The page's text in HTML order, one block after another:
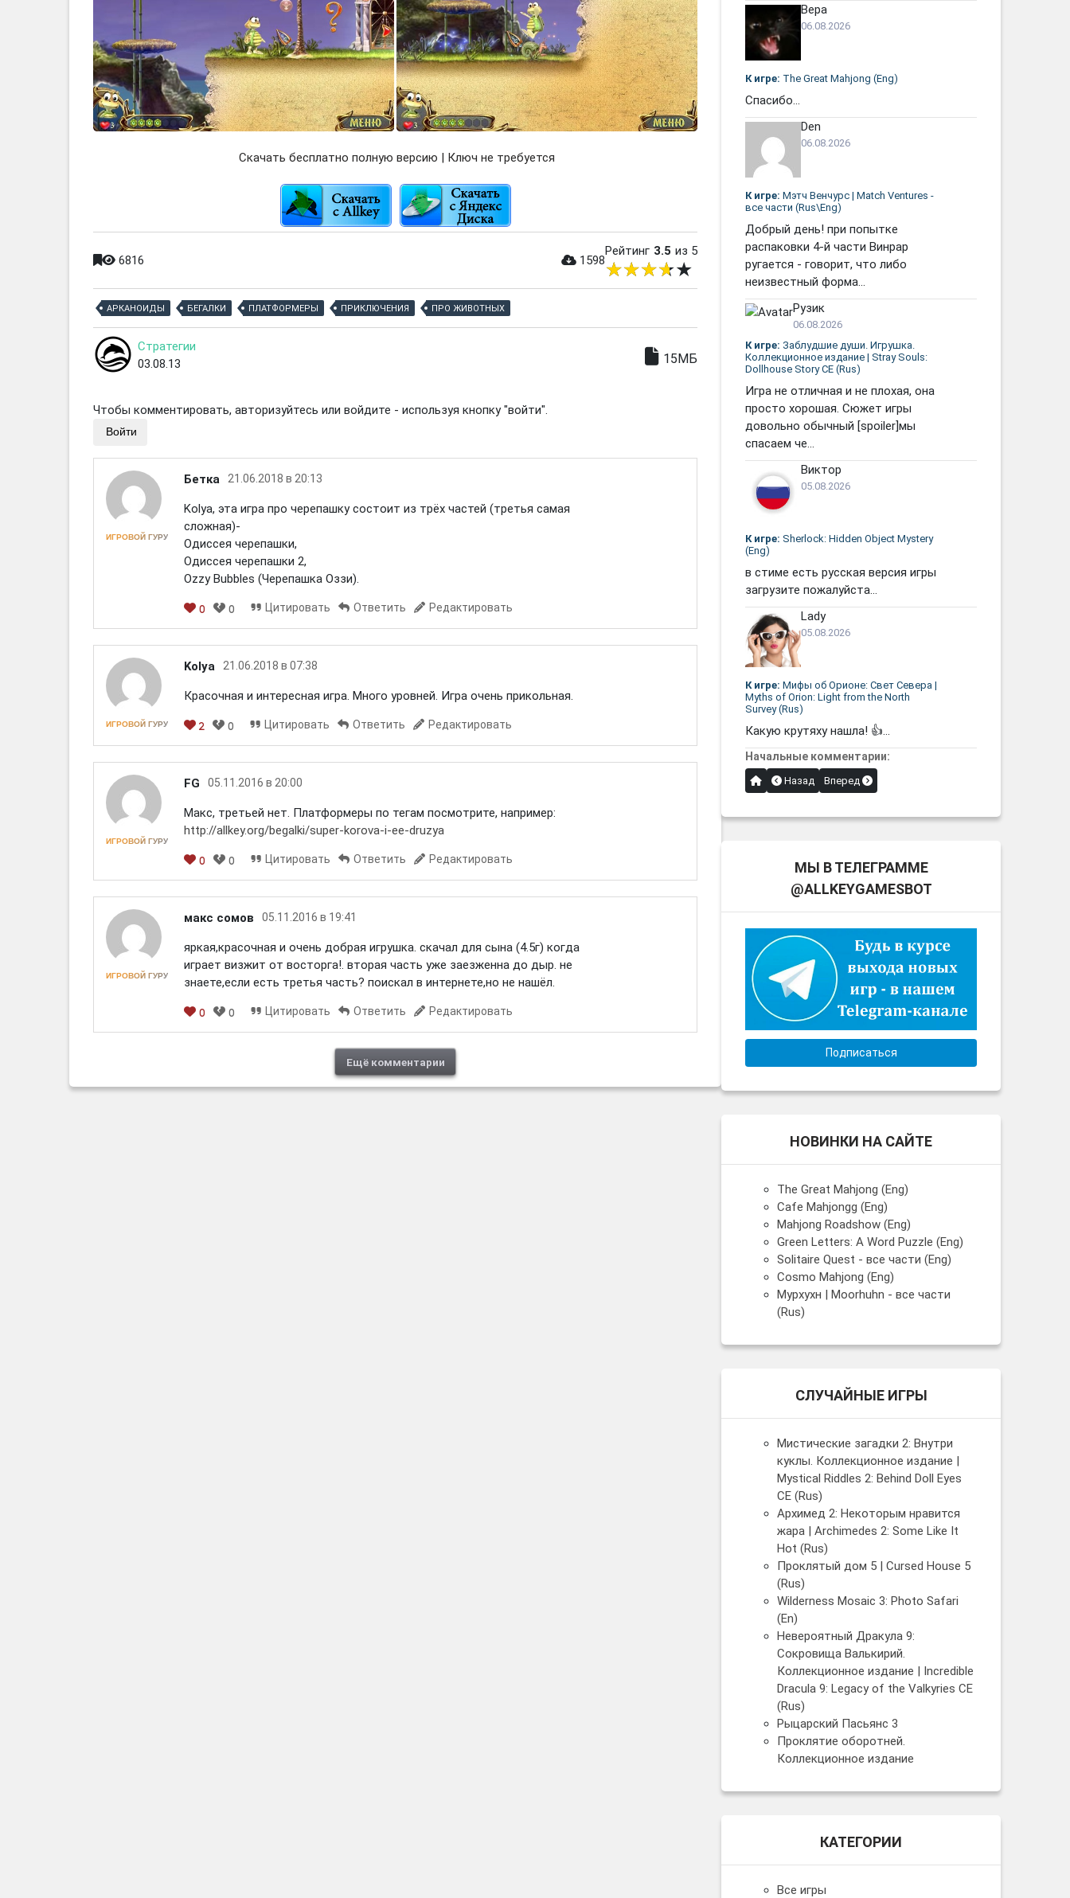
Скачать бесплатно полную версию | Ключ не требуется
6816 1598
Рейтинг 3.5 из 5
АРКАНОИДЫ БЕГАЛКИ ПЛАТФОРМЕРЫ ПРИКЛЮЧЕНИЯ ПРО ЖИВОТНЫХ
Стратегии
03.08.13
15МБ
Чтобы комментировать, авторизуйтесь или войдите - используя кнопку "войти".
Войти
ИГРОВОЙ ГУРУ
Бетка 21.06.2018 в 20:13
Kolya, эта игра про черепашку состоит из трёх частей (третья самая
сложная)-
Одиссея черепашки,
Одиссея черепашки 2,
Ozzy Bubbles (Черепашка Оззи).
0 0 Цитировать Ответить Редактировать
ИГРОВОЙ ГУРУ
Kolya 21.06.2018 в 07:38
Красочная и интересная игра. Много уровней. Игра очень прикольная.
2 0 Цитировать Ответить Редактировать
ИГРОВОЙ ГУРУ
FG 05.11.2016 в 20:00
Макс, третьей нет. Платформеры по тегам посмотрите, например:
http://allkey.org/begalki/super-korova-i-ee-druzya
0 0 Цитировать Ответить Редактировать
ИГРОВОЙ ГУРУ
макс сомов 05.11.2016 в 19:41
яркая,красочная и очень добрая игрушка. скачал для сына (4.5г) когда
играет визжит от восторга!. вторая часть уже заезженна до дыр. не
знаете,если есть третья часть? поискал в интернете,но не нашёл.
0 0 Цитировать Ответить Редактировать
Ещё комментарии
Вера
06.08.2026
К игре: The Great Mahjong (Eng)
Спасибо...
Den
06.08.2026
К игре: Мэтч Венчурс | Match Ventures -
все части (Rus\Eng)
Добрый день! при попытке
распаковки 4-й части Винрар
ругается - говорит, что либо
неизвестный форма...
Рузик
06.08.2026
К игре: Заблудшие души. Игрушка.
Коллекционное издание | Stray Souls:
Dollhouse Story CE (Rus)
Игра не отличная и не плохая, она
просто хорошая. Сюжет игры
довольно обычный [spoiler]мы
спасаем че...
Виктор
05.08.2026
К игре: Sherlock: Hidden Object Mystery
(Eng)
в стиме есть русская версия игры
загрузите пожалуйста...
Lady
05.08.2026
К игре: Мифы об Орионе: Свет Севера |
Myths of Orion: Light from the North
Survey (Rus)
Какую крутяху нашла! 👍...
Начальные комментарии:
Назад Вперед
МЫ В ТЕЛЕГРАММЕ
@ALLKEYGAMESBOT
Подписаться
НОВИНКИ НА САЙТЕ
The Great Mahjong (Eng)
Cafe Mahjongg (Eng)
Mahjong Roadshow (Eng)
Green Letters: A Word Puzzle (Eng)
Solitaire Quest - все части (Eng)
Cosmo Mahjong (Eng)
Мурхухн | Moorhuhn - все части
(Rus)
СЛУЧАЙНЫЕ ИГРЫ
Мистические загадки 2: Внутри
куклы. Коллекционное издание |
Mystical Riddles 2: Behind Doll Eyes
CE (Rus)
Архимед 2: Некоторым нравится
жара | Archimedes 2: Some Like It
Hot (Rus)
Проклятый дом 5 | Cursed House 5
(Rus)
Wilderness Mosaic 3: Photo Safari
(En)
Невероятный Дракула 9:
Сокровища Валькирий.
Коллекционное издание | Incredible
Dracula 9: Legacy of the Valkyries CE
(Rus)
Рыцарский Пасьянс 3
Проклятие оборотней.
Коллекционное издание
КАТЕГОРИИ
Все игры